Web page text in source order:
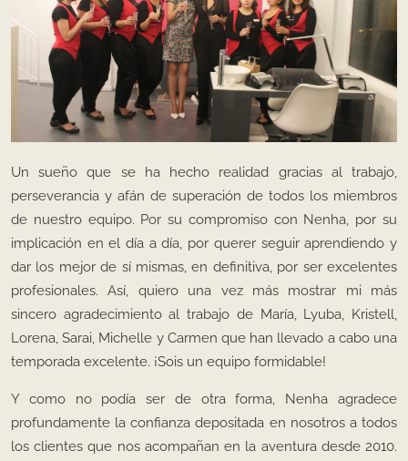
Un sueño que se ha hecho realidad gracias al trabajo,
perseverancia y afán de superación de todos los miembros
de nuestro equipo. Por su compromiso con Nenha, por su
implicación en el día a día, por querer seguir aprendiendo y
dar los mejor de sí mismas, en definitiva, por ser excelentes
profesionales. Así, quiero una vez más mostrar mi más
sincero agradecimiento al trabajo de María, Lyuba, Kristell,
Lorena, Sarai, Michelle y Carmen que han llevado a cabo una
temporada excelente. ¡Sois un equipo formidable!
Y como no podía ser de otra forma, Nenha agradece
profundamente la confianza depositada en nosotros a todos
los clientes que nos acompañan en la aventura desde 2010.